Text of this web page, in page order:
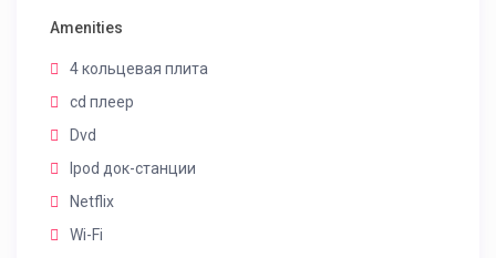
Amenities
4 кольцевая плита
cd плеер
Dvd
Ipod док-станции
Netflix
Wi-Fi